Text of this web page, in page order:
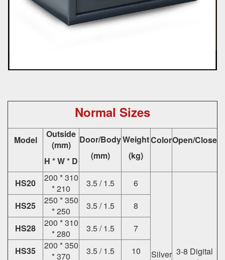
Normal Sizes
Model
Outside
(mm)
H * W * D
Door/Body
(mm)
Weight
(kg)
ColorOpen/Close
HS20
200 * 310
* 210
3.5 / 1.5 6
Silver 3-8 Digital
HS25
250 * 350
* 250
3.5 / 1.5
8
HS28
200 * 310
* 280
3.5 / 1.5
7
HS35
200 * 350
* 370
3.5 / 1.5
10